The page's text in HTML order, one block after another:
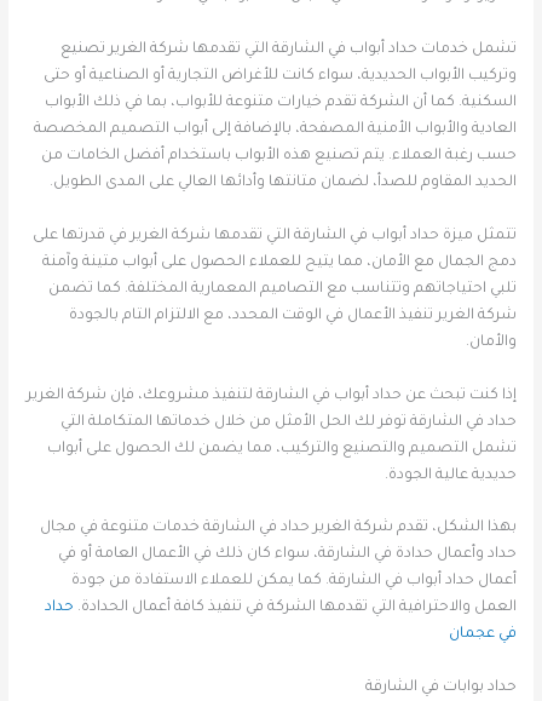
تشمل خدمات حداد أبواب في الشارقة التي تقدمها شركة الغرير تصنيع
وتركيب الأبواب الحديدية، سواء كانت للأغراض التجارية أو الصناعية أو حتى
السكنية. كما أن الشركة تقدم خيارات متنوعة للأبواب، بما في ذلك الأبواب
العادية والأبواب الأمنية المصفحة، بالإضافة إلى أبواب التصميم المخصصة
حسب رغبة العملاء. يتم تصنيع هذه الأبواب باستخدام أفضل الخامات من
الحديد المقاوم للصدأ، لضمان متانتها وأدائها العالي على المدى الطويل.
تتمثل ميزة حداد أبواب في الشارقة التي تقدمها شركة الغرير في قدرتها على
دمج الجمال مع الأمان، مما يتيح للعملاء الحصول على أبواب متينة وآمنة
تلبي احتياجاتهم وتتناسب مع التصاميم المعمارية المختلفة. كما تضمن
شركة الغرير تنفيذ الأعمال في الوقت المحدد، مع الالتزام التام بالجودة
والأمان.
إذا كنت تبحث عن حداد أبواب في الشارقة لتنفيذ مشروعك، فإن شركة الغرير
حداد في الشارقة توفر لك الحل الأمثل من خلال خدماتها المتكاملة التي
تشمل التصميم والتصنيع والتركيب، مما يضمن لك الحصول على أبواب
حديدية عالية الجودة.
بهذا الشكل، تقدم شركة الغرير حداد في الشارقة خدمات متنوعة في مجال
حداد وأعمال حدادة في الشارقة، سواء كان ذلك في الأعمال العامة أو في
أعمال حداد أبواب في الشارقة. كما يمكن للعملاء الاستفادة من جودة
العمل والاحترافية التي تقدمها الشركة في تنفيذ كافة أعمال الحدادة. حداد
في عجمان
حداد بوابات في الشارقة